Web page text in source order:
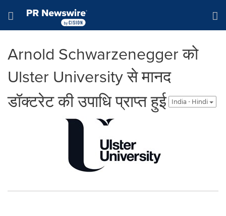
Hamburger menu
Arnold Schwarzenegger को
Ulster University से मानद
डॉक्टरेट की उपाधि प्राप्त हुई
India - Hindi